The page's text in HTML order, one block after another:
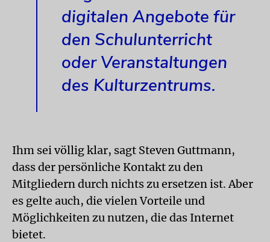
digitalen Angebote für
den Schulunterricht
oder Veranstaltungen
des Kulturzentrums.
Ihm sei völlig klar, sagt Steven Guttmann,
dass der persönliche Kontakt zu den
Mitgliedern durch nichts zu ersetzen ist. Aber
es gelte auch, die vielen Vorteile und
Möglichkeiten zu nutzen, die das Internet
bietet.